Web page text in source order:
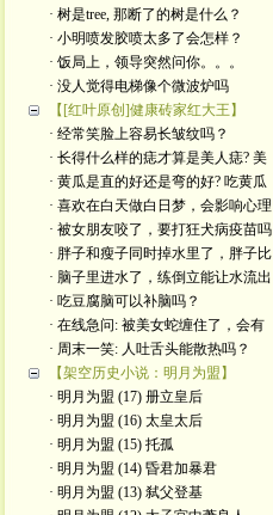
· 树是tree, 那断了的树是什么？
· 小明喷发胶喷太多了会怎样？
· 饭局上，领导突然问你。。。
· 没人觉得电梯像个微波炉吗
【[红叶原创]健康砖家红大王】
· 经常笑脸上容易长皱纹吗？
· 长得什么样的痣才算是美人痣? 美
· 黄瓜是直的好还是弯的好? 吃黄瓜
· 喜欢在白天做白日梦，会影响心理
· 被女朋友咬了，要打狂犬病疫苗吗
· 胖子和瘦子同时掉水里了，胖子比
· 脑子里进水了，练倒立能让水流出
· 吃豆腐脑可以补脑吗？
· 在线急问: 被美女蛇缠住了，会有
· 周末一笑: 人吐舌头能散热吗？
【架空历史小说：明月为盟】
· 明月为盟 (17) 册立皇后
· 明月为盟 (16) 太皇太后
· 明月为盟 (15) 托孤
· 明月为盟 (14) 昏君加暴君
· 明月为盟 (13) 弑父登基